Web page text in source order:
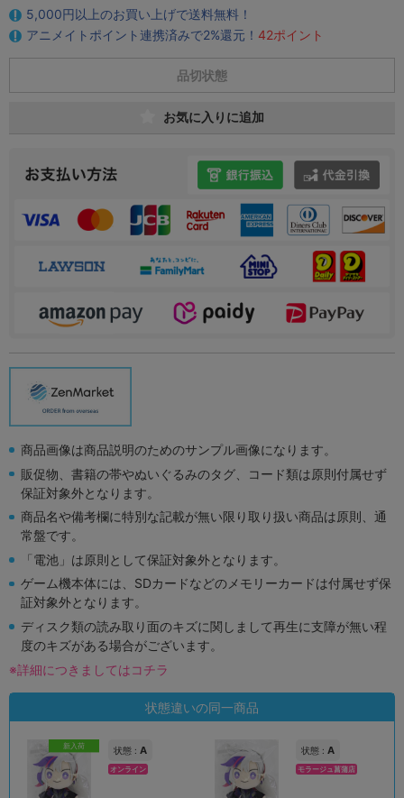
5,000円以上のお買い上げで送料無料！
アニメイトポイント連携済みで2%還元！ 42ポイント
品切状態
お気に入りに追加
商品画像は商品説明のためのサンプル画像になります。
販促物、書籍の帯やぬいぐるみのタグ、コード類は原則付属せず
保証対象外となります。
商品名や備考欄に特別な記載が無い限り取り扱い商品は原則、通
常盤です。
「電池」は原則として保証対象外となります。
ゲーム機本体には、SDカードなどのメモリーカードは付属せず保
証対象外となります。
ディスク類の読み取り面のキズに関しまして再生に支障が無い程
度のキズがある場合がございます。
※詳細につきましてはコチラ
状態違いの同一商品
新入荷 状態 : A
オンライン
状態 : A
モラージュ菖蒲店